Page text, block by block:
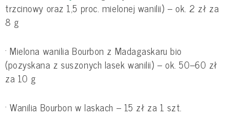
trzcinowy oraz 1,5 proc. mielonej wanilii) – ok. 2 zł za
8 g
·Mielona wanilia Bourbon z Madagaskaru bio
(pozyskana z suszonych lasek wanilii) – ok. 50–60 zł
za 10 g
·Wanilia Bourbon w laskach – 15 zł za 1 szt.